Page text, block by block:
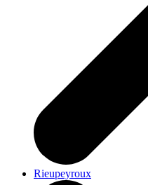
Rieupeyroux